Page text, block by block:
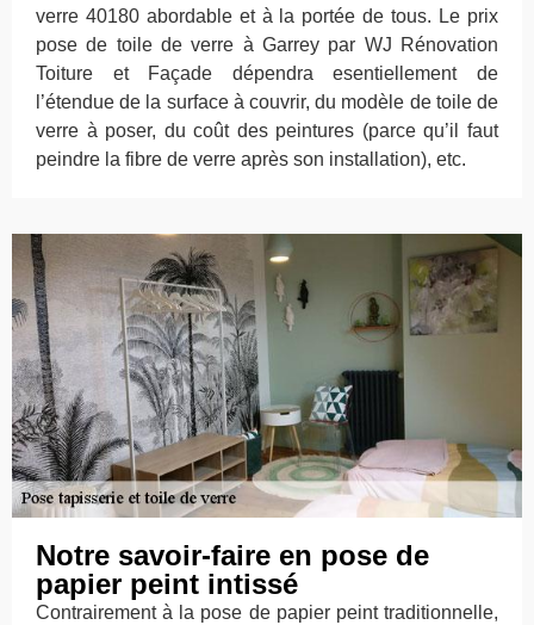
verre 40180 abordable et à la portée de tous. Le prix
pose de toile de verre à Garrey par WJ Rénovation
Toiture et Façade dépendra esentiellement de
l’étendue de la surface à couvrir, du modèle de toile de
verre à poser, du coût des peintures (parce qu’il faut
peindre la fibre de verre après son installation), etc.
Notre savoir-faire en pose de
papier peint intissé
Contrairement à la pose de papier peint traditionnelle,